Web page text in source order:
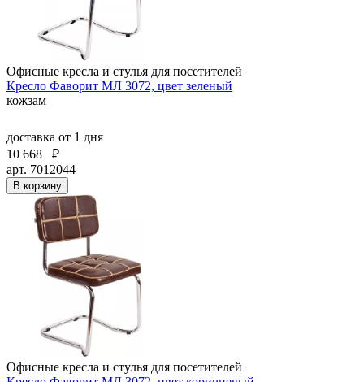
Офисные кресла и стулья для посетителей
Кресло Фаворит МЛ 3072, цвет зеленый
кожзам
доставка от 1 дня
10 668
₽
арт. 7012044
В корзину
Офисные кресла и стулья для посетителей